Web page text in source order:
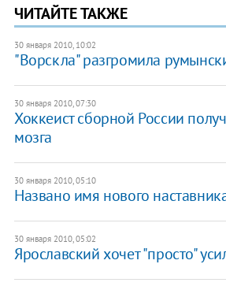
ЧИТАЙТЕ ТАКЖЕ
30 января 2010, 10:02
"Ворскла" разгромила
30 января 2010, 07:30
Хоккеист сборной России
мозга
30 января 2010, 05:10
Названо имя нового
30 января 2010, 05:02
Ярославский хочет "просто"